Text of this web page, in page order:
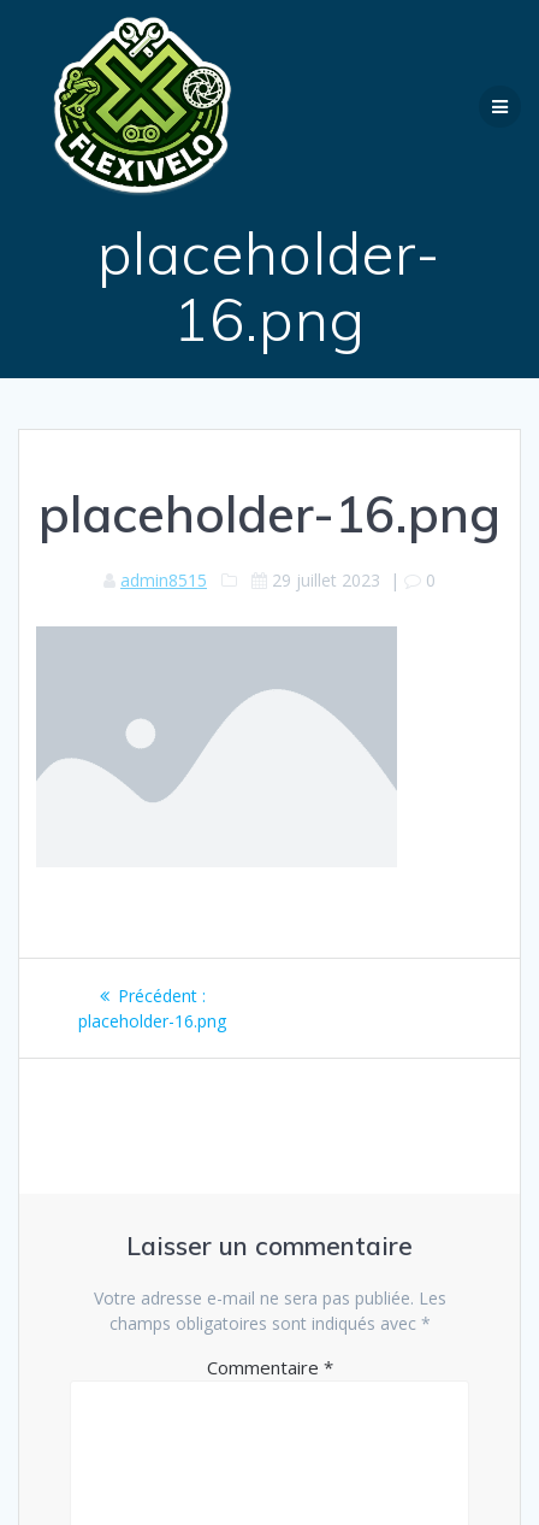
placeholder-
16.png
placeholder-16.png
admin8515 29 juillet 2023 | 0
Navigation
Précédent :Article
précédent
placeholder-16.png
Laisser un commentaire
Votre adresse e-mail ne sera pas publiée. Les
champs obligatoires sont indiqués avec *
Commentaire *